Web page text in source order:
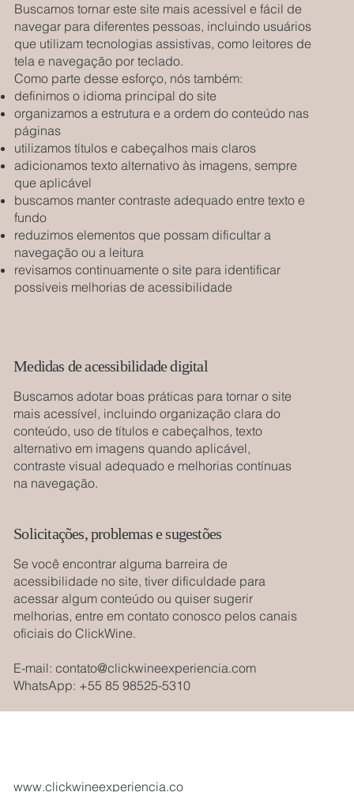
Buscamos tornar este site mais acessível e fácil de
navegar para diferentes pessoas, incluindo usuários
que utilizam tecnologias assistivas, como leitores de
tela e navegação por teclado.
Como parte desse esforço, nós também:
definimos o idioma principal do site
organizamos a estrutura e a ordem do conteúdo nas
páginas
utilizamos títulos e cabeçalhos mais claros
adicionamos texto alternativo às imagens, sempre
que aplicável
buscamos manter contraste adequado entre texto e
fundo
reduzimos elementos que possam dificultar a
navegação ou a leitura
revisamos continuamente o site para identificar
possíveis melhorias de acessibilidade
Medidas de acessibilidade digital
Buscamos adotar boas práticas para tornar o site
mais acessível, incluindo organização clara do
conteúdo, uso de títulos e cabeçalhos, texto
alternativo em imagens quando aplicável,
contraste visual adequado e melhorias contínuas
na navegação.
Solicitações, problemas e sugestões
Se você encontrar alguma barreira de
acessibilidade no site, tiver dificuldade para
acessar algum conteúdo ou quiser sugerir
melhorias, entre em contato conosco pelos canais
oficiais do ClickWine.
E-mail:contato@clickwineexperiencia.com
WhatsApp: +55 85 98525-5310
www.clickwineexperiencia.co